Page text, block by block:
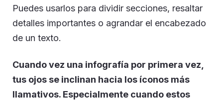
Puedes usarlos para dividir secciones, resaltar
detalles importantes o agrandar el encabezado
de un texto.
Cuando vez una infografía por primera vez,
tus ojos se inclinan hacia los íconos más
llamativos. Especialmente cuando estos